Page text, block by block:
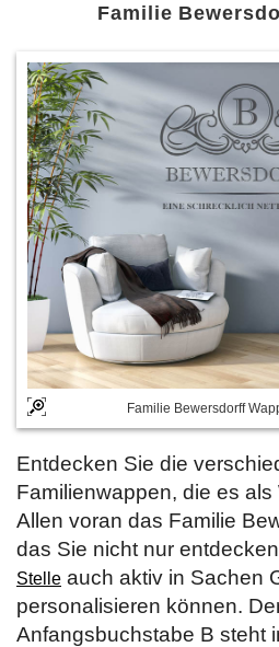
Familie
Familie Bewersdorff
Entdecken Sie die
Familienwappen, die es als
Allen voran das Familie
das Sie nicht nur
Stelle auch aktiv in Sachen
personalisieren können.
Anfangsbuchstabe B steht